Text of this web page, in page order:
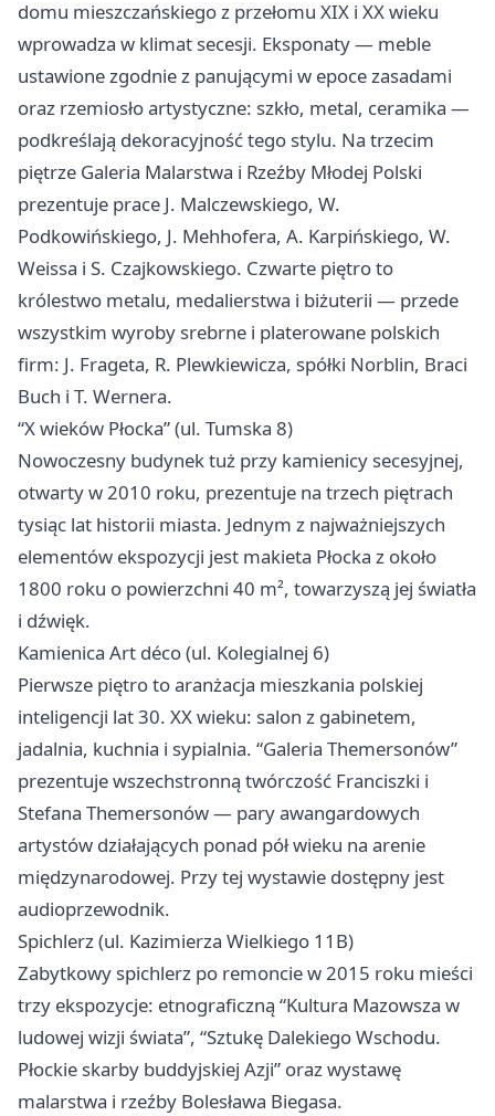
domu mieszczańskiego z przełomu XIX i XX wieku
wprowadza w klimat secesji. Eksponaty — meble
ustawione zgodnie z panującymi w epoce zasadami
oraz rzemiosło artystyczne: szkło, metal, ceramika —
podkreślają dekoracyjność tego stylu. Na trzecim
piętrze Galeria Malarstwa i Rzeźby Młodej Polski
prezentuje prace J. Malczewskiego, W.
Podkowińskiego, J. Mehhofera, A. Karpińskiego, W.
Weissa i S. Czajkowskiego. Czwarte piętro to
królestwo metalu, medalierstwa i biżuterii — przede
wszystkim wyroby srebrne i platerowane polskich
firm: J. Frageta, R. Plewkiewicza, spółki Norblin, Braci
Buch i T. Wernera.
“X wieków Płocka” (ul. Tumska 8)
Nowoczesny budynek tuż przy kamienicy secesyjnej,
otwarty w 2010 roku, prezentuje na trzech piętrach
tysiąc lat historii miasta. Jednym z najważniejszych
elementów ekspozycji jest makieta Płocka z około
1800 roku o powierzchni 40 m², towarzyszą jej światła
i dźwięk.
Kamienica Art déco (ul. Kolegialnej 6)
Pierwsze piętro to aranżacja mieszkania polskiej
inteligencji lat 30. XX wieku: salon z gabinetem,
jadalnia, kuchnia i sypialnia. “Galeria Themersonów”
prezentuje wszechstronną twórczość Franciszki i
Stefana Themersonów — pary awangardowych
artystów działających ponad pół wieku na arenie
międzynarodowej. Przy tej wystawie dostępny jest
audioprzewodnik.
Spichlerz (ul. Kazimierza Wielkiego 11B)
Zabytkowy spichlerz po remoncie w 2015 roku mieści
trzy ekspozycje: etnograficzną “Kultura Mazowsza w
ludowej wizji świata”, “Sztukę Dalekiego Wschodu.
Płockie skarby buddyjskiej Azji” oraz wystawę
malarstwa i rzeźby Bolesława Biegasa.